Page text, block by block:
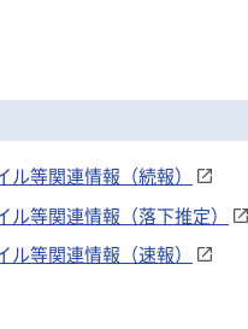
等関連情報（続報）
等関連情報（落下推定）
等関連情報（速報）